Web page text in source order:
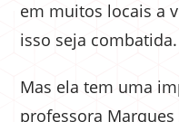
em muitos locais a
isso seja combatida.
Mas ela tem uma
professora